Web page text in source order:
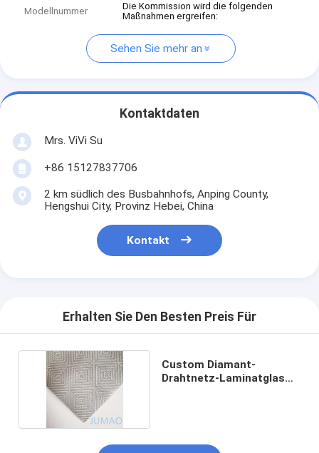
Modellnummer
Die Kommission wird die folgenden
Maßnahmen ergreifen:
Sehen Sie mehr an
Kontaktdaten
Mrs. ViVi Su
+86 15127837706
2 km südlich des Busbahnhofs, Anping County,
Hengshui City, Provinz Hebei, China
Kontakt
Erhalten Sie Den Besten Preis Für
Custom Diamant-
Drahtnetz-Laminatglas